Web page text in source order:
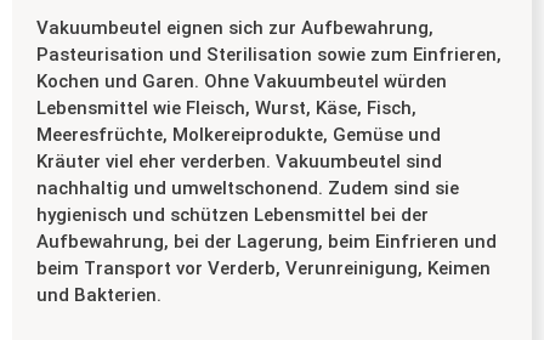
Vakuumbeutel eignen sich zur Aufbewahrung,
Pasteurisation und Sterilisation sowie zum Einfrieren,
Kochen und Garen. Ohne Vakuumbeutel würden
Lebensmittel wie Fleisch, Wurst, Käse, Fisch,
Meeresfrüchte, Molkereiprodukte, Gemüse und
Kräuter viel eher verderben. Vakuumbeutel sind
nachhaltig und umweltschonend. Zudem sind sie
hygienisch und schützen Lebensmittel bei der
Aufbewahrung, bei der Lagerung, beim Einfrieren und
beim Transport vor Verderb, Verunreinigung, Keimen
und Bakterien.